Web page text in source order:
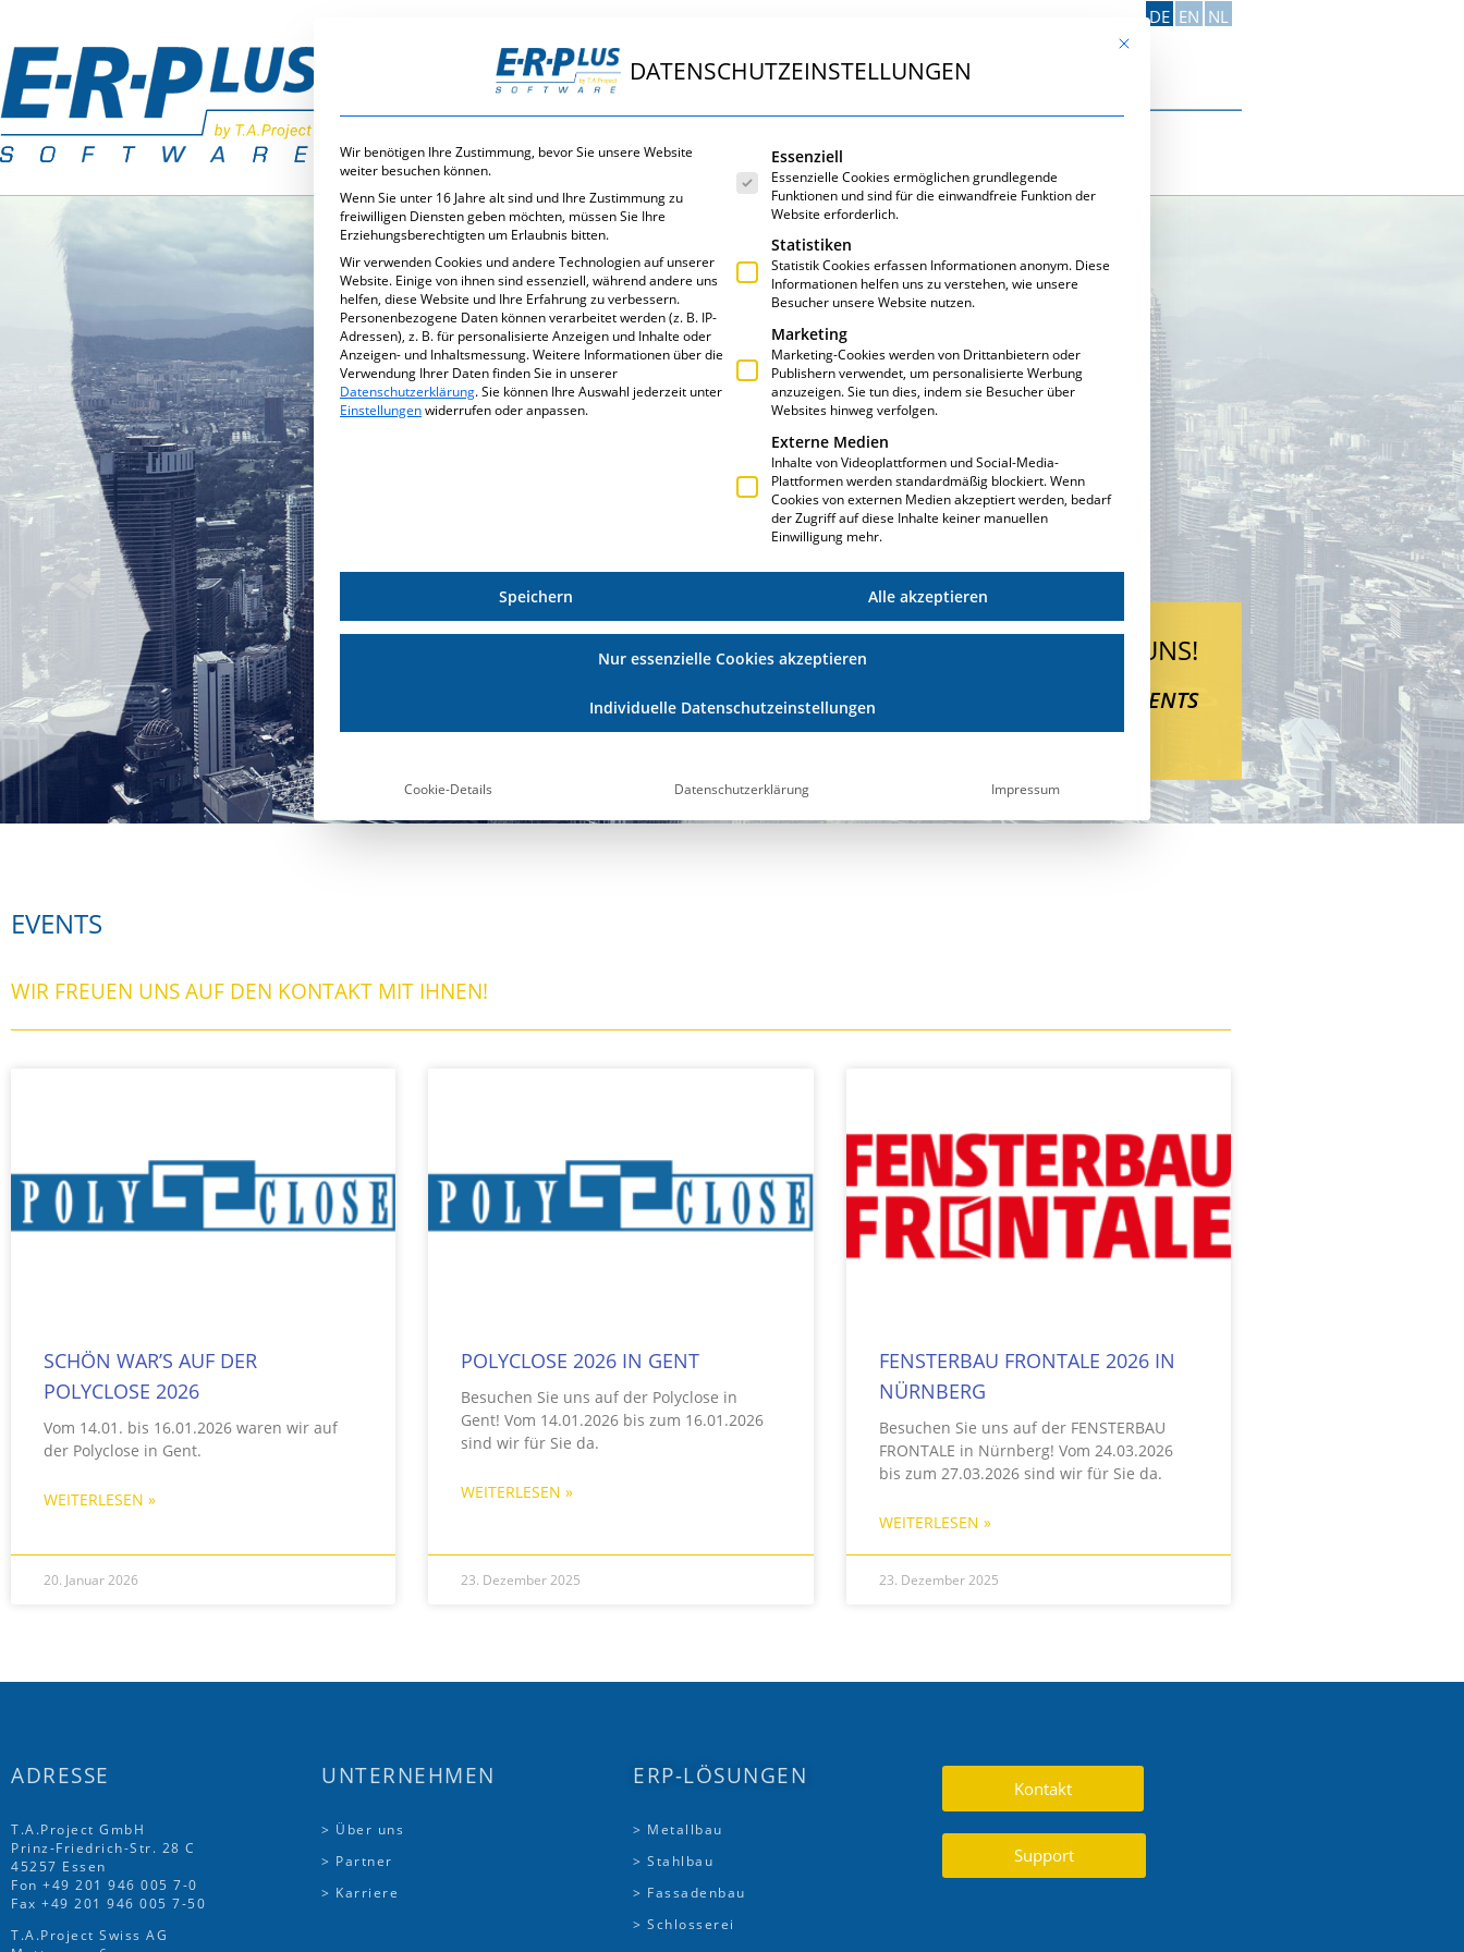
DE EN NL
WIR SEHEN UNS!
MESSEN, SEMINARE, EVENTS
EVENTS
WIR FREUEN UNS AUF DEN KONTAKT MIT IHNEN!
SCHÖN WAR’S AUF DER
POLYCLOSE 2026
Vom 14.01. bis 16.01.2026 waren wir auf
der Polyclose in Gent.
WEITERLESEN »
20. Januar 2026
POLYCLOSE 2026 IN GENT
Besuchen Sie uns auf der Polyclose in
Gent! Vom 14.01.2026 bis zum 16.01.2026
sind wir für Sie da.
WEITERLESEN »
23. Dezember 2025
FENSTERBAU FRONTALE 2026 IN
NÜRNBERG
Besuchen Sie uns auf der FENSTERBAU
FRONTALE in Nürnberg! Vom 24.03.2026
bis zum 27.03.2026 sind wir für Sie da.
WEITERLESEN »
23. Dezember 2025
ADRESSE
T.A.Project GmbH
Prinz-Friedrich-Str. 28 C
45257 Essen
Fon +49 201 946 005 7-0
Fax +49 201 946 005 7-50
T.A.Project Swiss AG
UNTERNEHMEN
> Über uns
> Partner
> Karriere
ERP-LÖSUNGEN
> Metallbau
> Stahlbau
> Fassadenbau
> Schlosserei
Kontakt
Support
Mit diesem Button wird der Dialog geschlossen. Seine
DATENSCHUTZEINSTELLUNGEN
Wir benötigen Ihre Zustimmung, bevor Sie unsere Website
weiter besuchen können.
Wenn Sie unter 16 Jahre alt sind und Ihre Zustimmung zu
freiwilligen Diensten geben möchten, müssen Sie Ihre
Erziehungsberechtigten um Erlaubnis bitten.
Wir verwenden Cookies und andere Technologien auf unserer
Website. Einige von ihnen sind essenziell, während andere uns
helfen, diese Website und Ihre Erfahrung zu verbessern.
Personenbezogene Daten können verarbeitet werden (z. B. IP-
Adressen), z. B. für personalisierte Anzeigen und Inhalte oder
Anzeigen- und Inhaltsmessung.Weitere Informationen über die
Verwendung Ihrer Daten finden Sie in unserer
Datenschutzerklärung.Sie können Ihre Auswahl jederzeit unter
Einstellungenwiderrufen oder anpassen.
Es folgt eine Liste der Service-Gruppen, für die eine Einwilligung erteilt werden kann.
Essenziell
Essenzielle Cookies ermöglichen grundlegende
Funktionen und sind für die einwandfreie Funktion der
Website erforderlich.
Statistiken
Statistik Cookies erfassen Informationen anonym. Diese
Informationen helfen uns zu verstehen, wie unsere
Besucher unsere Website nutzen.
Marketing
Marketing-Cookies werden von Drittanbietern oder
Publishern verwendet, um personalisierte Werbung
anzuzeigen. Sie tun dies, indem sie Besucher über
Websites hinweg verfolgen.
Externe Medien
Inhalte von Videoplattformen und Social-Media-
Plattformen werden standardmäßig blockiert. Wenn
Cookies von externen Medien akzeptiert werden, bedarf
der Zugriff auf diese Inhalte keiner manuellen
Einwilligung mehr.
Speichern Alle akzeptieren
Nur essenzielle Cookies akzeptieren
Individuelle Datenschutzeinstellungen
Cookie-Details Datenschutzerklärung Impressum